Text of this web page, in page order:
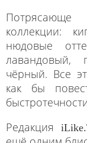
Потрясающе
коллекции:
нюдовые
лавандовый,
чёрный. Все
как бы
Редакция